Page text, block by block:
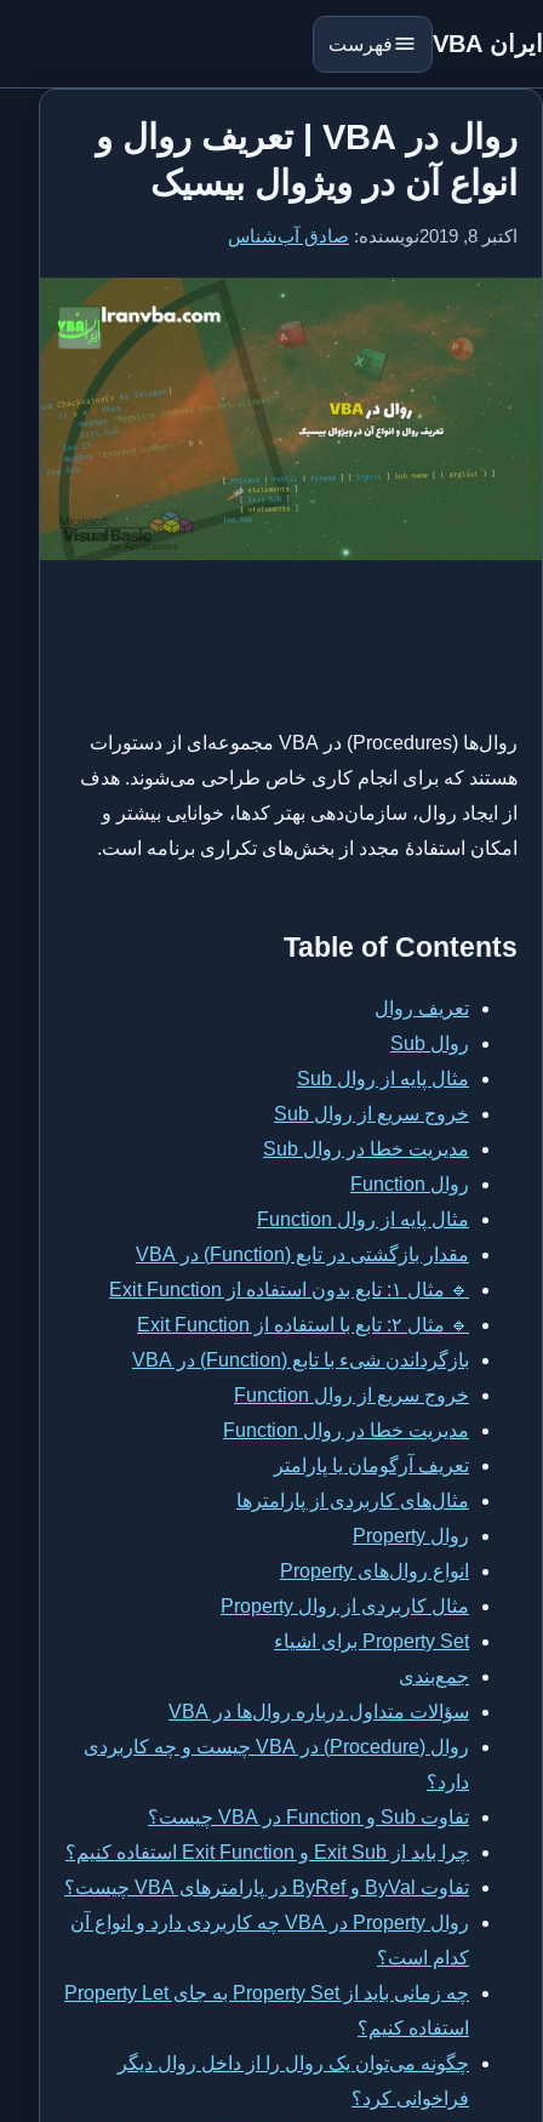
ایران VBA فهرست
روال در VBA | تعریف روال و
انواع آن در ویژوال بیسیک
اکتبر 8, 2019 نویسنده: صادق آب‌شناس
روال‌ها (Procedures) در VBA مجموعه‌ای از دستورات
هستند که برای انجام کاری خاص طراحی می‌شوند. هدف
از ایجاد روال، سازمان‌دهی بهتر کدها، خوانایی بیشتر و
امکان استفادهٔ مجدد از بخش‌های تکراری برنامه است.
Table of Contents
تعریف روال
روال Sub
مثال پایه از روال Sub
خروج سریع از روال Sub
مدیریت خطا در روال Sub
روال Function
مثال پایه از روال Function
مقدار بازگشتی در تابع (Function) در VBA
🔹 مثال ۱: تابع بدون استفاده از Exit Function
🔹 مثال ۲: تابع با استفاده از Exit Function
بازگرداندن شیء با تابع (Function) در VBA
خروج سریع از روال Function
مدیریت خطا در روال Function
تعریف آرگومان یا پارامتر
مثال‌های کاربردی از پارامترها
روال Property
انواع روال‌های Property
مثال کاربردی از روال Property
Property Set برای اشیاء
جمع‌بندی
سؤالات متداول درباره روال‌ها در VBA
روال (Procedure) در VBA چیست و چه کاربردی
دارد؟
تفاوت Sub و Function در VBA چیست؟
چرا باید از Exit Sub و Exit Function استفاده کنیم؟
تفاوت ByVal و ByRef در پارامترهای VBA چیست؟
روال Property در VBA چه کاربردی دارد و انواع آن
کدام است؟
چه زمانی باید از Property Set به جای Property Let
استفاده کنیم؟
چگونه می‌توان یک روال را از داخل روال دیگر
فراخوانی کرد؟